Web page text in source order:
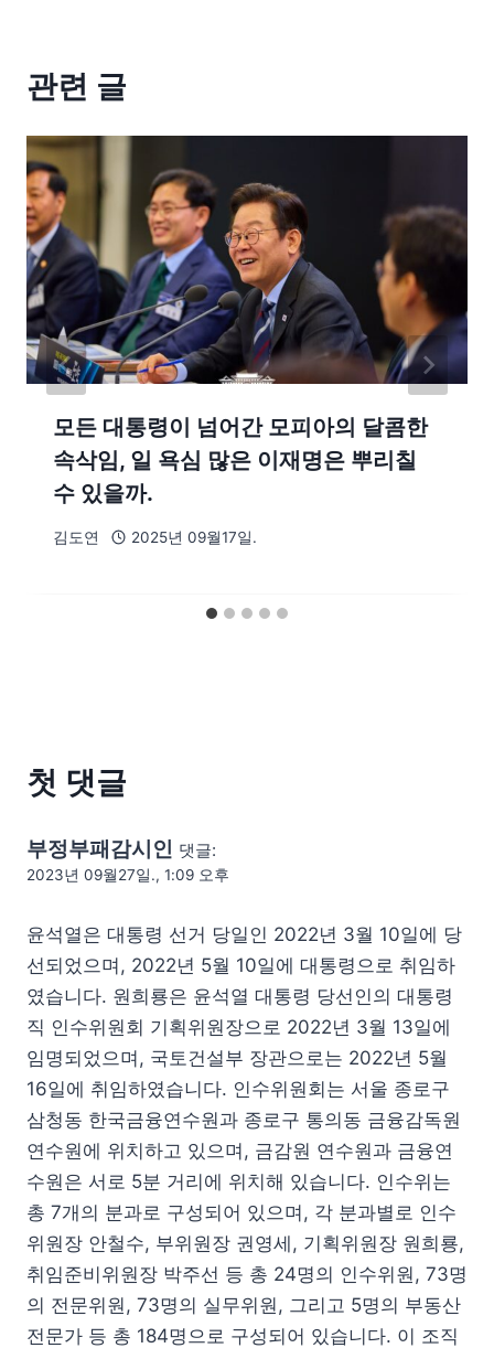
관련 글
모든 대통령이 넘어간 모피아의 달콤한
속삭임, 일 욕심 많은 이재명은 뿌리칠
수 있을까.
김도연 2025년 09월17일.
첫 댓글
부정부패감시인 댓글:
2023년 09월27일., 1:09 오후
윤석열은 대통령 선거 당일인 2022년 3월 10일에 당
선되었으며, 2022년 5월 10일에 대통령으로 취임하
였습니다. 원희룡은 윤석열 대통령 당선인의 대통령
직 인수위원회 기획위원장으로 2022년 3월 13일에
임명되었으며, 국토건설부 장관으로는 2022년 5월
16일에 취임하였습니다. 인수위원회는 서울 종로구
삼청동 한국금융연수원과 종로구 통의동 금융감독원
연수원에 위치하고 있으며, 금감원 연수원과 금융연
수원은 서로 5분 거리에 위치해 있습니다. 인수위는
총 7개의 분과로 구성되어 있으며, 각 분과별로 인수
위원장 안철수, 부위원장 권영세, 기획위원장 원희룡,
취임준비위원장 박주선 등 총 24명의 인수위원, 73명
의 전문위원, 73명의 실무위원, 그리고 5명의 부동산
전문가 등 총 184명으로 구성되어 있습니다. 이 조직